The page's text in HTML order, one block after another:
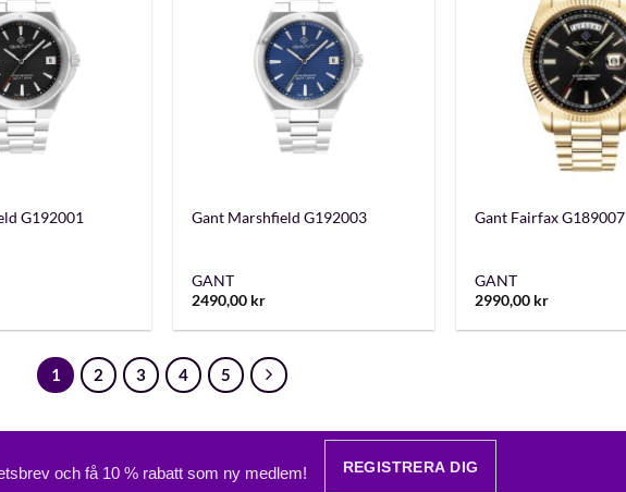
G192001 Gant Marshfield G192003
GANT
2490,00 kr
Gant Fairfax G189007
GANT
2990,00 kr
1 2 3 4 5
och få 10 % rabatt som ny medlem! REGISTRERA DIG